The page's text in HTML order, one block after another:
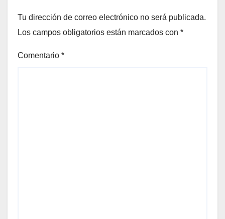
Tu dirección de correo electrónico no será publicada.
Los campos obligatorios están marcados con *
Comentario *